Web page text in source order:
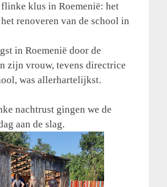
flinke klus in Roemenië: het
renoveren van de school in
in Roemenië door de
zijn vrouw, tevens directrice
was allerhartelijkst.
nachtrust gingen we de
aan de slag.